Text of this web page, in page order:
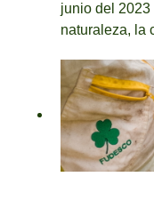
junio del 2023
naturaleza, la